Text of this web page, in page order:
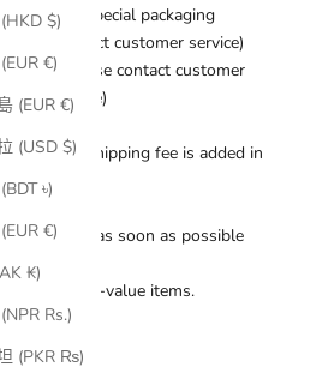
$)
€)
(EUR €)
(USD $)
৳)
€)
₭)
Rs.)
(PKR ₨)
special packaging
or contact customer service)
(Please contact customer
pickup time)
(Shipping fee is added in
shipped as soon as possible
for high-value items.